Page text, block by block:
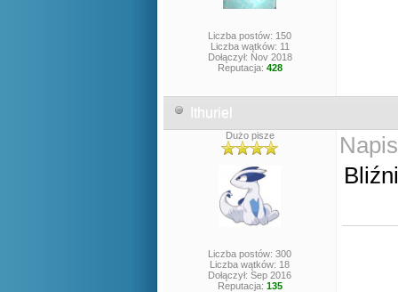
Liczba postów: 150
Liczba wątków: 11
Dołączył: Nov 2018
Reputacja: 428
Ithuriel
Dużo pisze
Liczba postów: 300
Liczba wątków: 18
Dołączył: Sep 2016
Reputacja: 135